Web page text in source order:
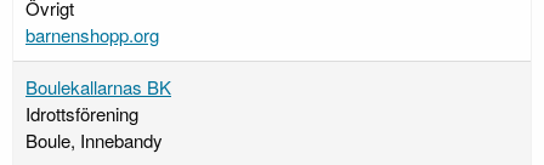
Övrigt
barnenshopp.org
Boulekallarnas BK
Idrottsförening
Boule, Innebandy